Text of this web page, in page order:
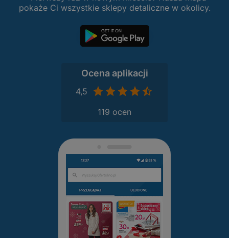
pokaże Ci wszystkie sklepy detaliczne w okolicy.
Ocena aplikacji
4,5
119 ocen